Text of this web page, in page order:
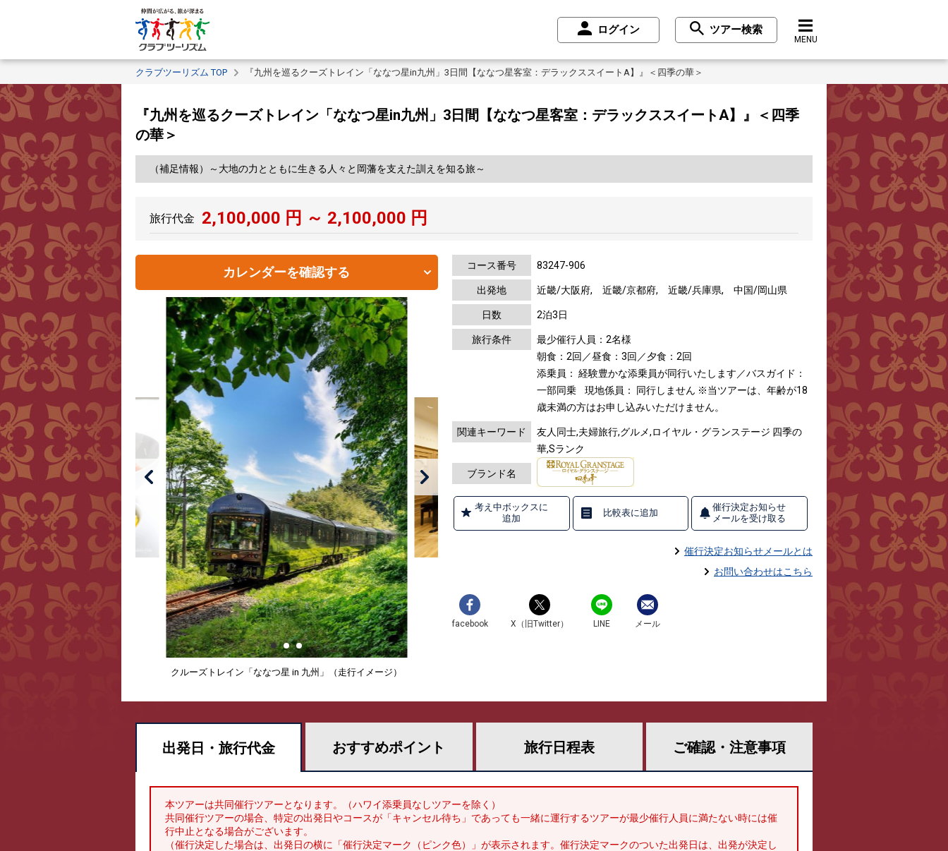
ログイン ツアー検索
MENU
クラブツーリズム TOP 『九州を巡るクーズトレイン「ななつ星in九州」3日間【ななつ星客室：デラックススイートA】』＜四季の華＞
『九州を巡るクーズトレイン「ななつ星in九州」3日間【ななつ星客室：デラックススイートA】』＜四季
の華＞
（補足情報）～大地の力とともに生きる人々と岡藩を支えた訓えを知る旅～
旅行代金 2,100,000 円 ～ 2,100,000 円
カレンダーを確認する
クルーズトレイン「ななつ星 in 九州」（走行イメージ）
コース番号 83247-906
出発地 近畿/大阪府, 近畿/京都府, 近畿/兵庫県, 中国/岡山県
日数 2泊3日
旅行条件
最少催行人員：2名様
朝食：2回／昼食：3回／夕食：2回
添乗員： 経験豊かな添乗員が同行いたします／バスガイド：
一部同乗
現地係員： 同行しません ※当ツアーは、年齢が18
歳未満の方はお申し込みいただけません。
関連キーワード
友人同士,夫婦旅行,グルメ,ロイヤル・グランステージ 四季の
華,Sランク
ブランド名
考え中ボックスに
追加
比較表に追加
催行決定お知らせ
メールを受け取る
催行決定お知らせメールとは
お問い合わせはこちら
facebook X（旧Twitter） LINE メール
出発日・ 旅行代金 おすすめポイント 旅行日程表 ご確認・ 注意事項
本ツアーは共同催行ツアーとなります。（ハワイ添乗員なしツアーを除く）
共同催行ツアーの場合、特定の出発日やコースが「キャンセル待ち」であっても一緒に運行するツアーが最少催行人員に満たない時には催
行中止となる場合がございます。
（催行決定した場合は、出発日の横に「催行決定マーク（ピンク色）」が表示されます。催行決定マークのついた出発日は、出発が決定し